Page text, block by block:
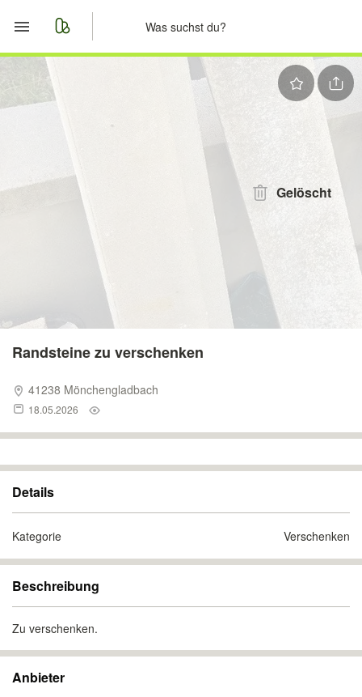
Start
Anzeige aufgeben
Gelöscht
Randsteine zu verschenken
41238 Mönchengladbach
18.05.2026
Details
Kategorie Verschenken
Beschreibung
Zu verschenken.
Anbieter